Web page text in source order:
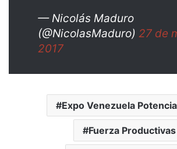
— Nicolás Maduro
(@NicolasMaduro) 27 de
2017
Expo Venezuela
Fuerza Productivas